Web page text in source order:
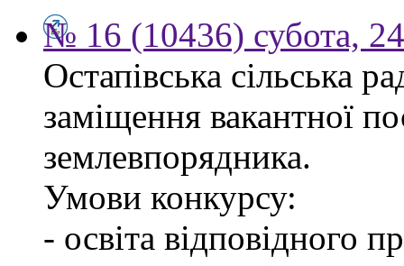
№ 16 (10436) субота,
Остапівська сільська
заміщення вакантної
землевпорядника.
Умови конкурсу:
- освіта відповідного